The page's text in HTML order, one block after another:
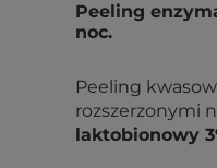
Peeling
noc.
Peeling
rozszerzonymi
laktobionowy